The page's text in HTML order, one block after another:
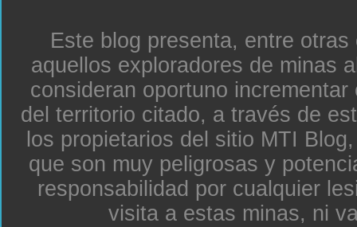
Este blog presenta, entre
aquellos exploradores de minas
consideran oportuno
del territorio citado, a través de
los propietarios del sitio MTI
que son muy peligrosas y
responsabilidad por cualquier
visita a estas minas, ni